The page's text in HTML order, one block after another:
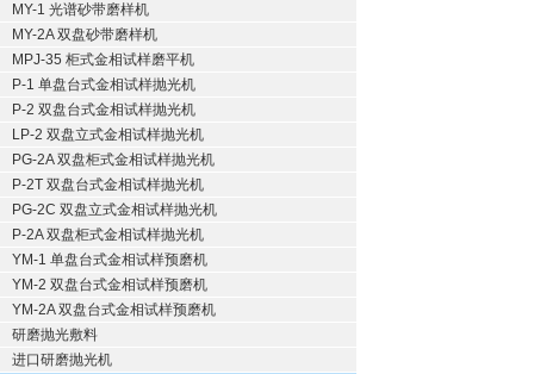
MY-1 光谱砂带磨样机
MY-2A 双盘砂带磨样机
MPJ-35 柜式金相试样磨平机
P-1 单盘台式金相试样抛光机
P-2 双盘台式金相试样抛光机
LP-2 双盘立式金相试样抛光机
PG-2A 双盘柜式金相试样抛光机
P-2T 双盘台式金相试样抛光机
PG-2C 双盘立式金相试样抛光机
P-2A 双盘柜式金相试样抛光机
YM-1 单盘台式金相试样预磨机
YM-2 双盘台式金相试样预磨机
YM-2A 双盘台式金相试样预磨机
研磨抛光敷料
进口研磨抛光机